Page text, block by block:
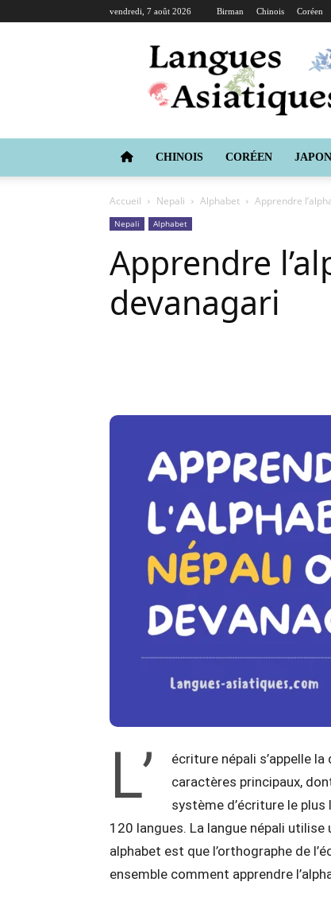
vendredi, 7 août 2026 Birman Chinois Coréen
Langues
Asiatiques
CHINOIS CORÉEN
Accueil Nepali Alphabet Apprendre
Nepali Alphabet
Apprendre
devanagari
L’
écriture népali s’appelle
caractères principaux,
système d’écriture le
120 langues. La langue népali
alphabet est que l’orthographe de
ensemble comment apprendre